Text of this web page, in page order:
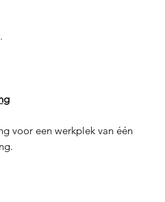
voor een werkplek van één